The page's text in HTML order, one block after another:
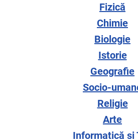
Fizică
Chimie
Biologie
Istorie
Geografie
Socio-
Religie
Arte
Informatică și